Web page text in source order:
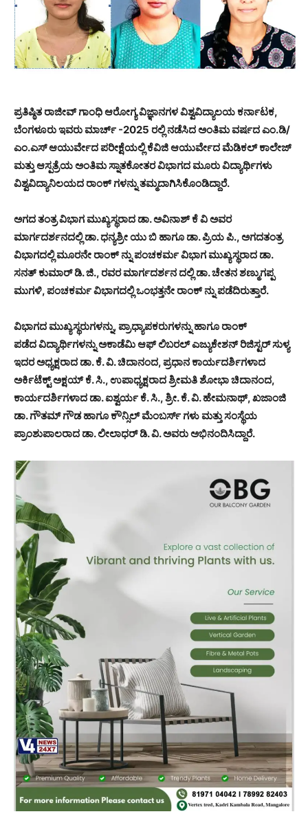
ಪ್ರತಿಷ್ಠಿತ ರಾಜೀವ್ ಗಾಂಧಿ ಆರೋಗ್ಯ ವಿಜ್ಞಾನಗಳ ವಿಶ್ವವಿದ್ಯಾಲಯ ಕರ್ನಾಟಕ,
ಬೆಂಗಳೂರು ಇವರು ಮಾರ್ಚ್ -2025 ರಲ್ಲಿ ನಡೆಸಿದ ಅಂತಿಮ ವರ್ಷದ ಎಂ.ಡಿ/
ಎಂ.ಎಸ್ ಆಯುರ್ವೇದ ಪರೀಕ್ಷೆಯಲ್ಲಿ ಕೆವಿಜಿ ಆಯುರ್ವೇದ ಮೆಡಿಕಲ್ ಕಾಲೇಜ್
ಮತ್ತು ಆಸ್ಪತ್ರೆಯ ಅಂತಿಮ ಸ್ನಾತಕೋತರ ವಿಭಾಗದ ಮೂರು ವಿದ್ಯಾರ್ಥಿಗಳು
ವಿಶ್ವವಿದ್ಯಾನಿಲಯದ ರಾಂಕ್ ಗಳನ್ನು ತಮ್ಮದಾಗಿಸಿಕೊಂಡಿದ್ದಾರೆ.
ಅಗದ ತಂತ್ರ ವಿಭಾಗ ಮುಖ್ಯಸ್ಥರಾದ ಡಾ. ಅವಿನಾಶ್ ಕೆ ವಿ ಅವರ
ಮಾರ್ಗದರ್ಶನದಲ್ಲಿ ಡಾ. ಧನ್ಯಶ್ರೀ ಯು ಬಿ ಹಾಗೂ ಡಾ. ಪ್ರಿಯ ಪಿ., ಅಗದತಂತ್ರ
ವಿಭಾಗದಲ್ಲಿ ಮೂರನೇ ರಾಂಕ್ ನ್ನು ಪಂಚಕರ್ಮ ವಿಭಾಗ ಮುಖ್ಯಸ್ಥರಾದ ಡಾ.
ಸನತ್ ಕುಮಾರ್ ಡಿ. ಜಿ., ರವರ ಮಾರ್ಗದರ್ಶನ ದಲ್ಲಿ ಡಾ‌. ಚೇತನ ಶಣ್ಮುಗಪ್ಪ
ಮುಗಳಿ, ಪಂಚಕರ್ಮ ವಿಭಾಗದಲ್ಲಿ ಒಂಭತ್ತನೇ ರಾಂಕ್ ನ್ನು ಪಡೆದಿರುತ್ತಾರೆ.
ವಿಭಾಗದ ಮುಖ್ಯಸ್ಥರುಗಳನ್ನು, ಪ್ರಾಧ್ಯಾಪಕರುಗಳನ್ನು ಹಾಗೂ ರಾಂಕ್
ಪಡೆದ ವಿದ್ಯಾರ್ಥಿಗಳನ್ನು ಅಕಾಡೆಮಿ ಆಫ್ ಲಿಬರಲ್ ಎಜ್ಯುಕೇಶನ್ ರಿಜಿಸ್ಟರ್ ಸುಳ್ಯ
ಇದರ ಅಧ್ಯಕ್ಷರಾದ ಡಾ‌. ಕೆ. ವಿ. ಚಿದಾನಂದ, ಪ್ರಧಾನ ಕಾರ್ಯದರ್ಶಿಗಳಾದ
ಅರ್ಕಿಟೆಕ್ಟ್ ಅಕ್ಷಯ್ ಕೆ. ಸಿ., ಉಪಾಧ್ಯಕ್ಷರಾದ ಶ್ರೀಮತಿ ಶೋಭಾ ಚಿದಾನಂದ,
ಕಾರ್ಯದರ್ಶಿಗಳಾದ ಡಾ. ಐಶ್ವರ್ಯ ಕೆ. ಸಿ., ಶ್ರೀ. ಕೆ. ವಿ. ಹೇಮನಾಥ್, ಖಜಾಂಜಿ
ಡಾ. ಗೌತಮ್ ಗೌಡ ಹಾಗೂ ಕೌನ್ಸಿಲ್ ಮೆಂಬರ್ಸ್ ಗಳು ಮತ್ತು ಸಂಸ್ಥೆಯ
ಪ್ರಾಂಶುಪಾಲರಾದ ಡಾ. ಲೀಲಾಧರ್ ಡಿ. ವಿ. ಅವರು ಅಭಿನಂದಿಸಿದ್ದಾರೆ.